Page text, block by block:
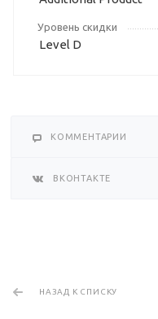
Уровень скидки
Level D
КОММЕНТАРИИ
ВКОНТАКТЕ
НАЗАД К СПИСКУ